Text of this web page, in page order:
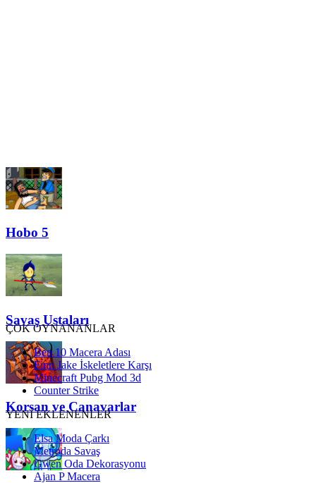
Hobo 5
Savaş Ustaları
Korsan ve Canavarlar
ÇOK OYNANANLAR
Ben 10 Macera Adası
Finn Jake İskeletlere Karşı
Minecraft Pubg Mod 3d
Counter Strike
YENİ EKLENENLER
Elsa Moda Çarkı
Metroda Savaş
Gwen Oda Dekorasyonu
Ajan P Macera